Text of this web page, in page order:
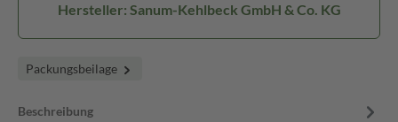
Hersteller: Sanum-Kehlbeck GmbH & Co. KG
Packungsbeilage
Beschreibung